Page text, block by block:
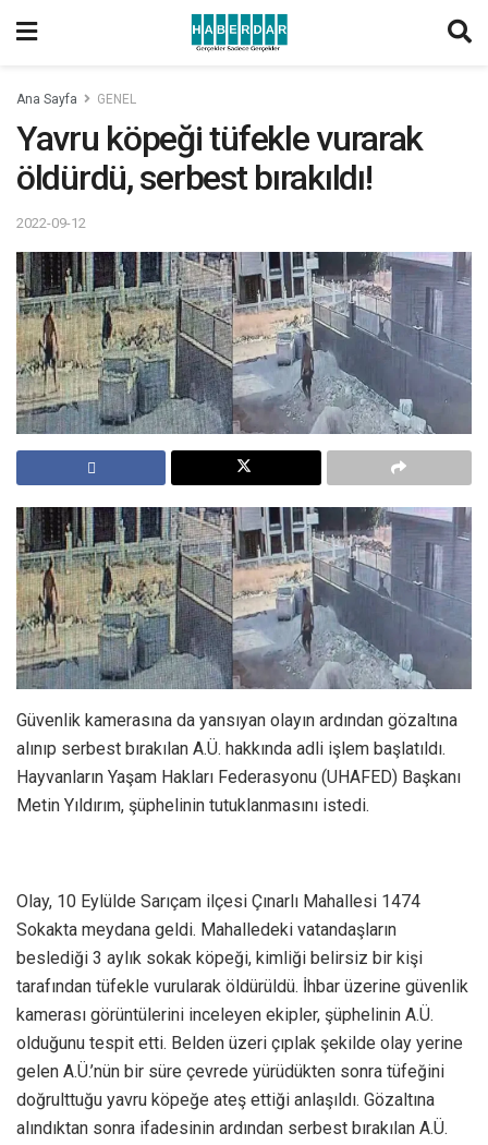
Ana Sayfa GENEL
Yavru köpeği tüfekle vurarak
öldürdü, serbest bırakıldı!
2022-09-12
Güvenlik kamerasına da yansıyan olayın ardından gözaltına
alınıp serbest bırakılan A.Ü. hakkında adli işlem başlatıldı.
Hayvanların Yaşam Hakları Federasyonu (UHAFED) Başkanı
Metin Yıldırım, şüphelinin tutuklanmasını istedi.
Olay, 10 Eylülde Sarıçam ilçesi Çınarlı Mahallesi 1474
Sokakta meydana geldi. Mahalledeki vatandaşların
beslediği 3 aylık sokak köpeği, kimliği belirsiz bir kişi
tarafından tüfekle vurularak öldürüldü. İhbar üzerine güvenlik
kamerası görüntülerini inceleyen ekipler, şüphelinin A.Ü.
olduğunu tespit etti. Belden üzeri çıplak şekilde olay yerine
gelen A.Ü.’nün bir süre çevrede yürüdükten sonra tüfeğini
doğrulttuğu yavru köpeğe ateş ettiği anlaşıldı. Gözaltına
alındıktan sonra ifadesinin ardından serbest bırakılan A.Ü.